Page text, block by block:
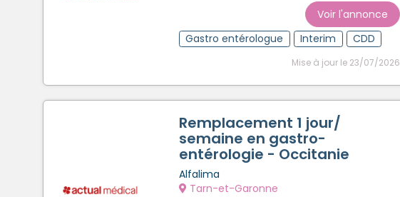
Voir l'annonce
Gastro entérologue
Interim CDD
Mise à jour le 23/07/2026
Remplacement 1 jour/
semaine en gastro-
entérologie - Occitanie
Alfalima
Tarn-et-Garonne